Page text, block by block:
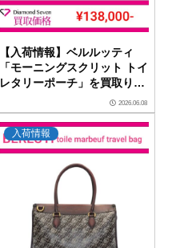
【入荷情報】ベルルッティ
「モーニングスクリット トイ
レタリーポーチ」を買取りし
ました｜ダイヤモンドセブン
2026.06.08
入荷情報